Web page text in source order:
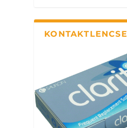
KONTAKTLENCSE